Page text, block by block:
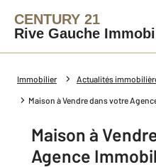
CENTURY 21
Rive Gauche
Immobilier Actualités
Maison à Vendre dans votre
Maison à
Agence